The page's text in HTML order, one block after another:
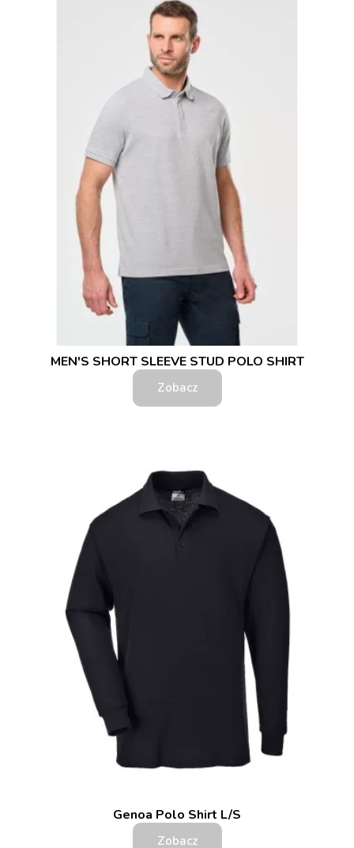
MEN'S SHORT SLEEVE STUD POLO SHIRT
Zobacz
Genoa Polo Shirt L/S
Zobacz